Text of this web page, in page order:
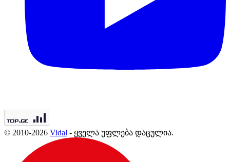
© 2010-2026 Vidal - ყველა უფლება დაცულია.